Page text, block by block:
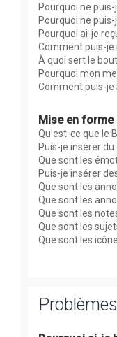
Pourquoi ne
Pourquoi ne
Pourquoi ai-je
Comment puis-je
À quoi sert le
Pourquoi mon
Comment puis-je
Mise en forme
Qu’est-ce que le
Puis-je insérer du
Que sont les
Puis-je insérer
Que sont les
Que sont les
Que sont les
Que sont les
Que sont les